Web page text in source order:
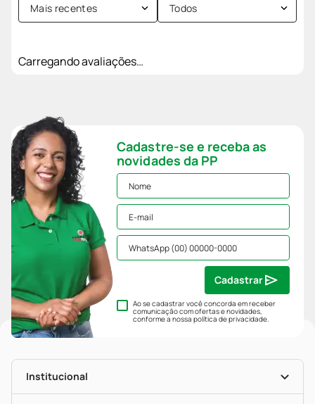
Mais recentes Todos
Carregando avaliações…
Cadastre-se e receba as
novidades da PP
Ao se cadastrar você concorda em receber
comunicação com ofertas e novidades,
conforme a nossapolítica de privacidade.
Cadastrar
Institucional
História